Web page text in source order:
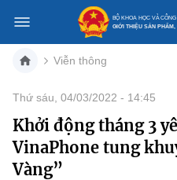
BỘ KHOA HỌC VÀ
GIỚI THIỆU SẢN PHẨM,
Danh mục
Trang chủ
Viễn thông
Thứ sáu, 04/03/2022 - 14:45
Khởi động tháng 3
VinaPhone tung
Vàng”